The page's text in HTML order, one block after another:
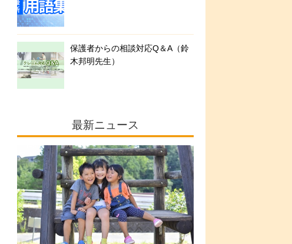
保護者からの相談対応Q＆A（鈴
木邦明先生）
最新ニュース